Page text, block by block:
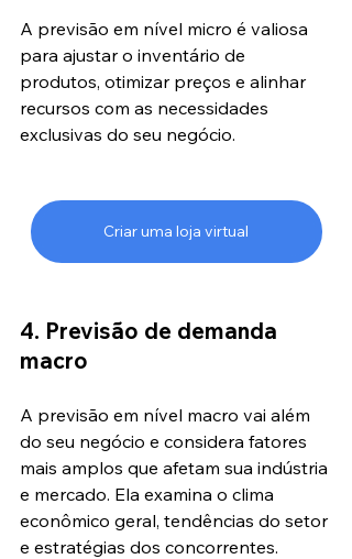
A previsão em nível micro é valiosa
para ajustar o inventário de
produtos, otimizar preços e alinhar
recursos com as necessidades
exclusivas do seu negócio.
Criar uma loja virtual
4. Previsão de demanda
macro
A previsão em nível macro vai além
do seu negócio e considera fatores
mais amplos que afetam sua indústria
e mercado. Ela examina o clima
econômico geral, tendências do setor
e estratégias dos concorrentes.